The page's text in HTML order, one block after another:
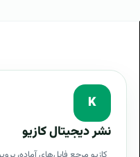
K
نشر دیجیتال کازیو